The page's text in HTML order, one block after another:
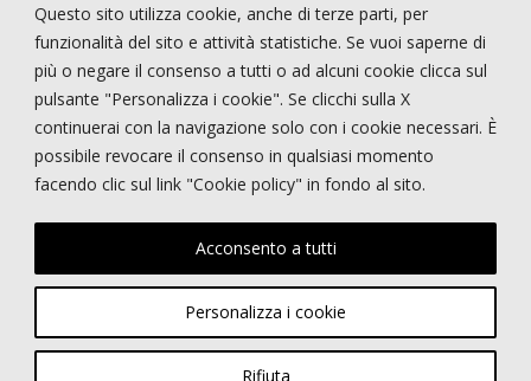
Questo sito utilizza cookie, anche di terze parti, per
funzionalità del sito e attività statistiche. Se vuoi saperne di
più o negare il consenso a tutti o ad alcuni cookie clicca sul
pulsante "Personalizza i cookie". Se clicchi sulla X
continuerai con la navigazione solo con i cookie necessari. È
possibile revocare il consenso in qualsiasi momento
facendo clic sul link "Cookie policy" in fondo al sito.
Personalizza i cookie
Rifiuta
Acconsento a tutti
ARTICOLI RECENTI
!!!!! CERCASI PERSONALE !!!!
STRANGE STYLE
NEPENTHES
PRIMI PIANI
Copyright © GARDEN MARGHERITA di Bortolin Riccardo | Viale dei Tigli, 48 -
32035 Santa Giustina (BL) | P.IVA 01184440251 |info@gardenmargherita.it